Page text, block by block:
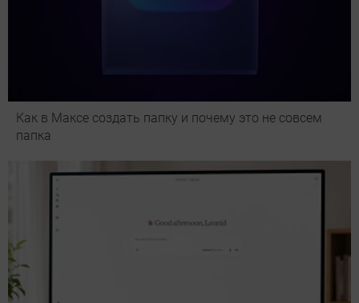
Как в Максе создать папку и почему это не совсем
папка